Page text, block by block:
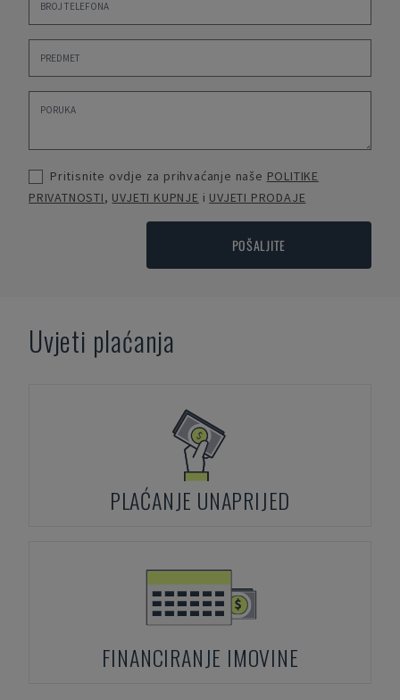
Pritisnite ovdje za prihvaćanje naše POLITIKE
PRIVATNOSTI, UVJETI KUPNJE i UVJETI PRODAJE
POŠALJITE
Uvjeti plaćanja
PLAĆANJE UNAPRIJED
FINANCIRANJE IMOVINE